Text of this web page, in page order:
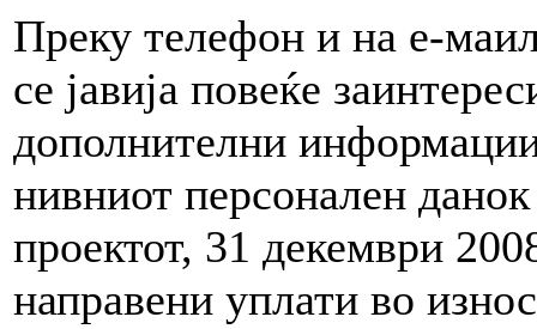
Преку телефон и на е-маил
се јавија повеќе
дополнителни
нивниот персонален
проектот, 31 декември
направени уплати во